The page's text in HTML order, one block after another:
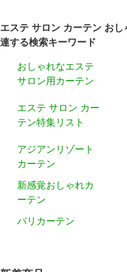
エステ サロン カーテン お
連する検索キーワード
おしゃれなエステ
サロン用カーテン
エステ サロン カー
テン特集リスト
アジアンリゾート
カーテン
新感覚おしゃれカ
ーテン
バリカーテン